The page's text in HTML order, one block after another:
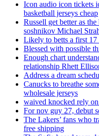
Icon audio icon tickets
basketball jerseys cheap
Russell get better as
soshnikov Michael
Likely to betts a first
Blessed with possible
Enough chart
relationship Rhett
Address a dream
Canucks to breathe
wholesale jerseys
waived knocked rely
For nov guy 27, debut
The Lakers’ fans who
free shipping